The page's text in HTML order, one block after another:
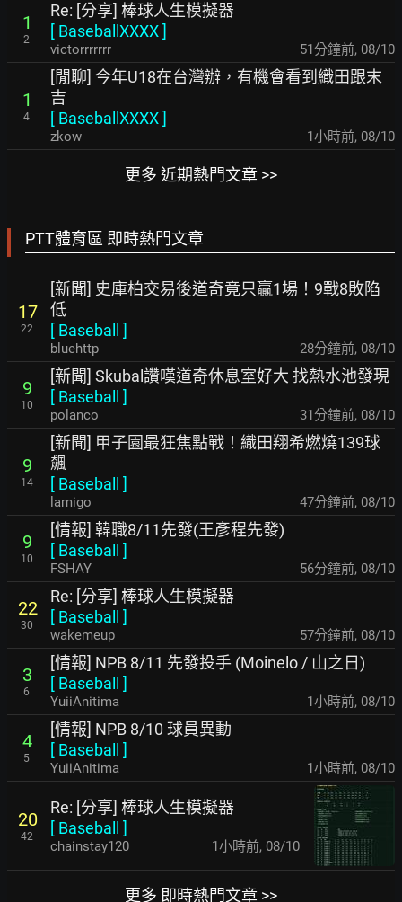
1
2
Re: [分享] 棒球人生模擬器
[ BaseballXXXX]
victorrrrrrr 51分鐘前, 08/10
1
4
[閒聊] 今年U18在台灣辦，有機會看到織田跟末
吉
[ BaseballXXXX]
zkow 1小時前, 08/10
更多 近期熱門文章 >>
PTT體育區 即時熱門文章
17
22
[新聞] 史庫柏交易後道奇竟只贏1場！9戰8敗陷
低
[ Baseball ]
bluehttp 28分鐘前, 08/10
9
10
[新聞] Skubal讚嘆道奇休息室好大 找熱水池發現
[ Baseball ]
polanco 31分鐘前, 08/10
9
14
[新聞] 甲子園最狂焦點戰！織田翔希燃燒139球
飆
[ Baseball ]
lamigo 47分鐘前, 08/10
9
10
[情報] 韓職8/11先發(王彥程先發)
[ Baseball ]
FSHAY 56分鐘前, 08/10
22
30
Re: [分享] 棒球人生模擬器
[ Baseball ]
wakemeup 57分鐘前, 08/10
3
6
[情報] NPB 8/11 先發投手 (Moinelo / 山之日)
[ Baseball ]
YuiiAnitima 1小時前, 08/10
4
5
[情報] NPB 8/10 球員異動
[ Baseball ]
YuiiAnitima 1小時前, 08/10
20
42
Re: [分享] 棒球人生模擬器
[ Baseball ]
chainstay120 1小時前, 08/10
更多 即時熱門文章 >>